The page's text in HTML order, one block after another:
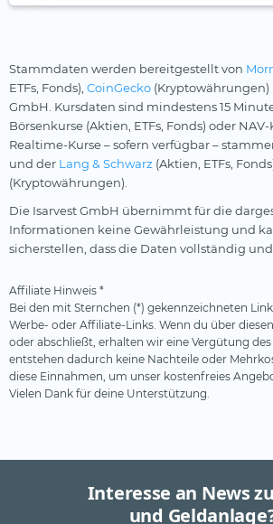
Stammdaten werden bereitgestellt von
ETFs, Fonds), CoinGecko (Kryptowährungen)
GmbH. Kursdaten sind mindestens 15
Börsenkurse (Aktien, ETFs, Fonds) oder NAV-
Realtime-Kurse – sofern verfügbar –
und der Lang & Schwarz (Aktien, ETFs,
(Kryptowährungen).
Die Isarvest GmbH übernimmt für die
Informationen keine Gewährleistung und
sicherstellen, dass die Daten vollständig
Affiliate Hinweis *
Bei den mit Sternchen (*) gekennzeichneten
Werbe- oder Affiliate-Links. Wenn du über
oder abschließt, erhalten wir eine Vergütung
entstehen dadurch keine Nachteile oder
diese Einnahmen, um unser kostenfreies
Vielen Dank für deine Unterstützung.
Interesse an News zu
und